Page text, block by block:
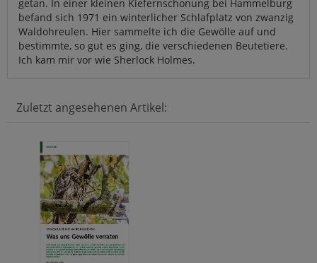
getan. In einer kleinen Kiefernschonung bei Hammelburg
befand sich 1971 ein winterlicher Schlafplatz von zwanzig
Waldohreulen. Hier sammelte ich die Gewölle auf und
bestimmte, so gut es ging, die verschiedenen Beutetiere.
Ich kam mir vor wie Sherlock Holmes.
Zuletzt angesehenen Artikel: